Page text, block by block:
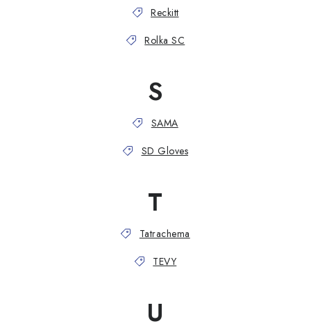
Reckitt
Rolka SC
S
SAMA
SD Gloves
T
Tatrachema
TEVY
U